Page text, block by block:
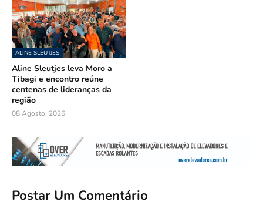
ALINE SLEUTJES
Aline Sleutjes leva Moro a
Tibagi e encontro reúne
centenas de lideranças da
região
08 Agosto, 2026
Postar Um Comentário